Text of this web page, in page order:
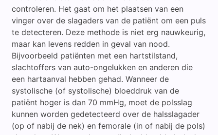
controleren. Het gaat om het plaatsen van een
vinger over de slagaders van de patiënt om een puls
te detecteren. Deze methode is niet erg nauwkeurig,
maar kan levens redden in geval van nood.
Bijvoorbeeld patiënten met een hartstilstand,
slachtoffers van auto-ongelukken en anderen die
een hartaanval hebben gehad. Wanneer de
systolische (of systolische) bloeddruk van de
patiënt hoger is dan 70 mmHg, moet de polsslag
kunnen worden gedetecteerd over de halsslagader
(op of nabij de nek) en femorale (in of nabij de pols)